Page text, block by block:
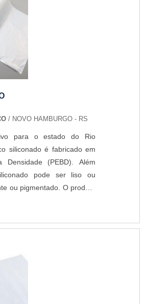
/ NOVO HAMBURGO - RS
para o estado do Rio
siliconado é fabricado em
Densidade (PEBD). Além
pode ser liso ou
ou pigmentado. O produto
diversos tamanhos, cortes,
MAIS INFORMAÇÕES
O PRODUTOO saco de
disso, o plástico siliconado